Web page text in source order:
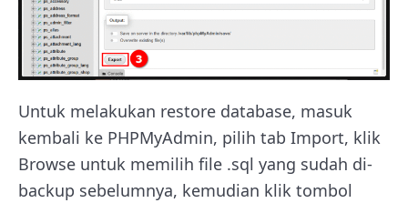
Untuk melakukan restore database, masuk
kembali ke PHPMyAdmin, pilih tab Import, klik
Browse untuk memilih file .sql yang sudah di-
backup sebelumnya, kemudian klik tombol